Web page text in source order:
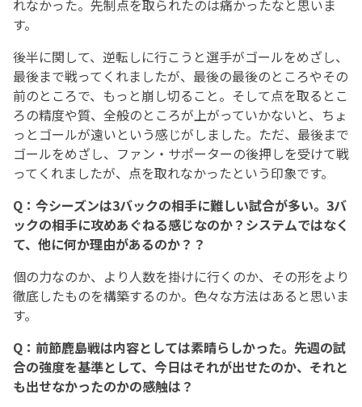
れなかった。先制点を取られたのは痛かったなと思いま
す。
後半に関して、逆転しに行こうと選手がゴールをめざし、
最後まで戦ってくれましたが、最後の最後のところやその
前のところで、もっと崩し切ること。そして点を取るとこ
ろの精度や質、全般のところが上がっていかないと、ちょ
っとゴールが遠いという感じがしました。ただ、最後まで
ゴールをめざし、ファン・サポーターの後押しを受けて戦
ってくれましたが、点を取れなかったという印象です。
Q：今シーズンは3バックの相手に難しい試合が多い。3バ
ックの相手に攻めあぐねる感じなのか？システムではなく
て、他に何か理由があるのか？？
個の力なのか、より人数を掛けに行くのか、その形をより
徹底したものを構築するのか。色々な方法はあると思いま
す。
Q：前節鹿島戦は内容としては素晴らしかった。先週の試
合の強度を基準として、今日はそれが出せたのか、それと
も出せなかったのかの感触は？